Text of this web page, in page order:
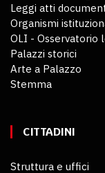
Leggi atti
Organismi
OLI - Osservatorio
Palazzi storici
Arte a Palazzo
Stemma
CITTADINI
Struttura e uffici